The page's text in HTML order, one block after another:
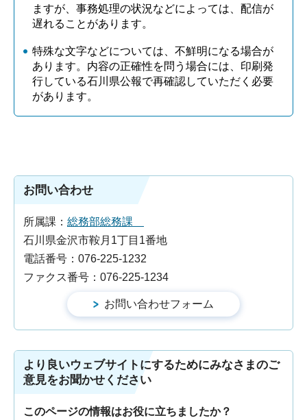
ますが、事務処理の状況などによっては、配信が
遅れることがあります。
特殊な文字などについては、不鮮明になる場合が
あります。内容の正確性を問う場合には、印刷発
行している石川県公報で再確認していただく必要
があります。
お問い合わせ
所属課： 総務部総務課
石川県金沢市鞍月1丁目1番地
電話番号：076-225-1232
ファクス番号：076-225-1234
より良いウェブサイトにするためにみなさまのご
意見をお聞かせください
このページの情報はお役に立ちましたか？